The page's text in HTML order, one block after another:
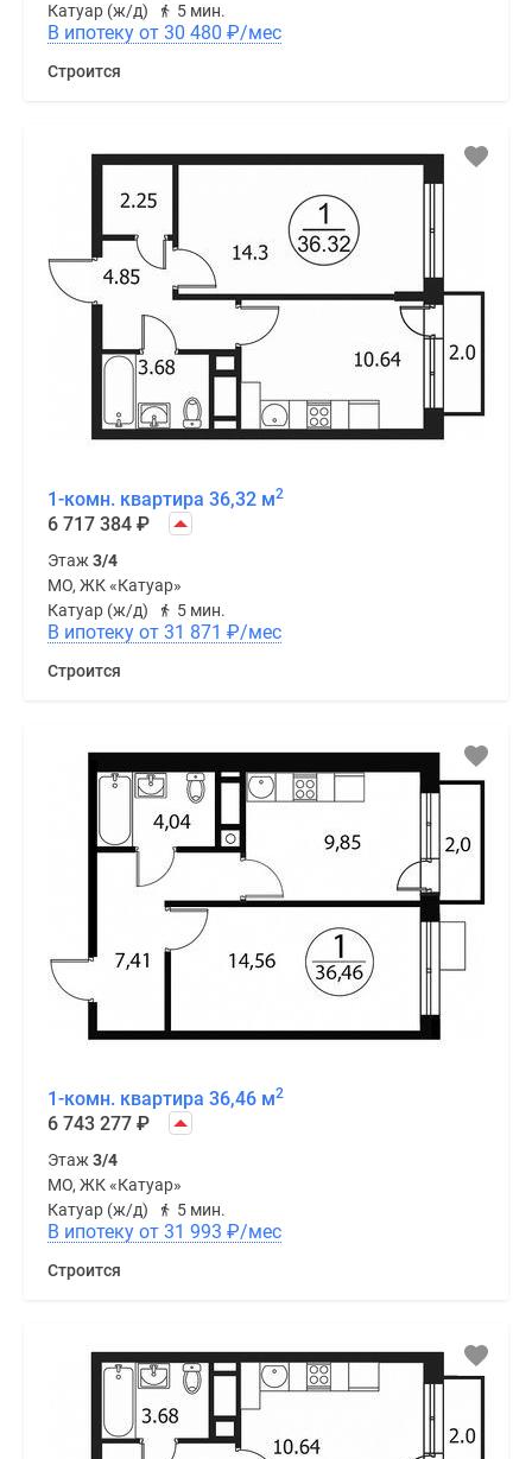
Катуар (ж/д)
5 мин.
В ипотеку от 30 480 ₽/мес
Строится
1-комн. квартира 36,32 м2
6 717 384 ₽
Этаж3/4
МО, ЖК «Катуар»
Катуар (ж/д)
5 мин.
В ипотеку от 31 871 ₽/мес
Строится
1-комн. квартира 36,46 м2
6 743 277 ₽
Этаж3/4
МО, ЖК «Катуар»
Катуар (ж/д)
5 мин.
В ипотеку от 31 993 ₽/мес
Строится